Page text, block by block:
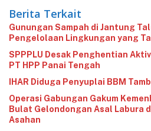
Berita Terkait
Gunungan Sampah di Jantung
Pengelolaan Lingkungan yang
‎SPPPLU Desak Penghentian
PT HPP Panai Tengah‎
‎IHAR Diduga Penyuplai BBM
Operasi Gabungan Gakum
Bulat Gelondongan Asal Labura
Asahan